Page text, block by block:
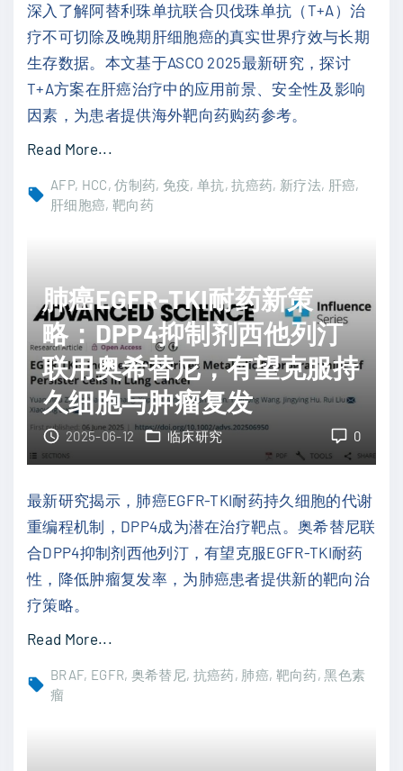
碍
？
"
管
如
何
协
同
亡
疗
法
，
突
破
传
统
疗
困
境
"
深入了解阿替利珠单抗联合贝伐珠单抗（T+A）治
疗不可切除及晚期肝细胞癌的真实世界疗效与长期
生存数据。本文基于ASCO 2025最新研究，探讨
T+A方案在肝癌治疗中的应用前景、安全性及影响
因素，为患者提供海外靶向药购药参考。
Read More...
T
方
案
新
进
展
：
阿
利
珠
单
抗
合
贝
AFP HCC 仿制药 免疫 单抗 抗癌药 新疗法
肝癌
肝细胞癌 靶向药
肺癌EGFR-TKI耐药新策
略：DPP4抑制剂西他列汀
联用奥希替尼，有望克服持
久细胞与肿瘤复发
0
2025-06-12 临床研究
最新研究揭示，肺癌EGFR-TKI耐药持久细胞的代谢
重编程机制，DPP4成为潜在治疗靶点。奥希替尼联
合DPP4抑制剂西他列汀，有望克服EGFR-TKI耐药
性，降低肿瘤复发率，为肺癌患者提供新的靶向治
疗策略。
Read More...
BRAF EGFR 奥希替尼 抗癌药 肺癌 靶向药 黑色素
瘤